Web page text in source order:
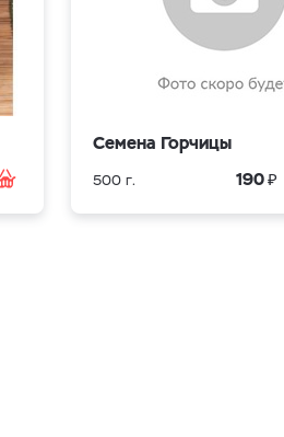
Семена Горчицы
500 г. 190₽